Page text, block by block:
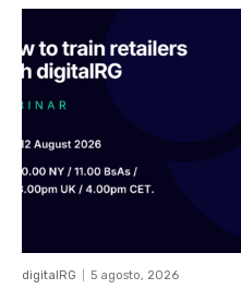
digitalRG 5 agosto, 2026